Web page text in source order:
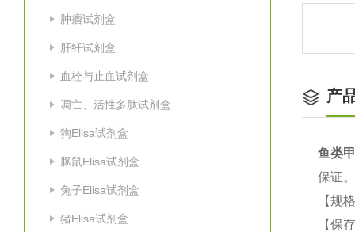
肿瘤试剂盒
肝纤试剂盒
血栓与止血试剂盒
凋亡、活性多肽试剂盒
狗Elisa试剂盒
豚鼠Elisa试剂盒
兔子Elisa试剂盒
猪Elisa试剂盒
产
鱼类
保证
【规
【保